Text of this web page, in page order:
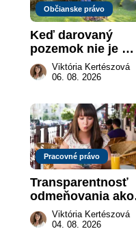
Občianske právo
Keď darovaný
pozemok nie je
„hotová vec“: kedy
môže darca žiadať
Viktória Kertészová
06. 08. 2026
Pracovné právo
Transparentnosť
odmeňovania ako
právna povinnosť:
revolúcia na
Viktória Kertészová
04. 08. 2026